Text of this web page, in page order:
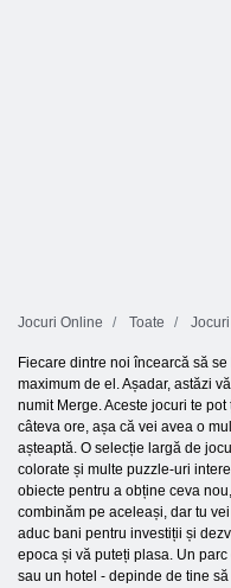
Jocuri Online Toate
Fiecare dintre noi încearcă să
maximum de el. Așadar, astăzi
numit Merge. Aceste jocuri te
câteva ore, așa că vei avea o
așteaptă. O selecție largă de
colorate și multe puzzle-uri
obiecte pentru a obține ceva
combinăm pe aceleași, dar tu
aduc bani pentru investiții și
epoca și vă puteți plasa. Un
sau un hotel - depinde de tine